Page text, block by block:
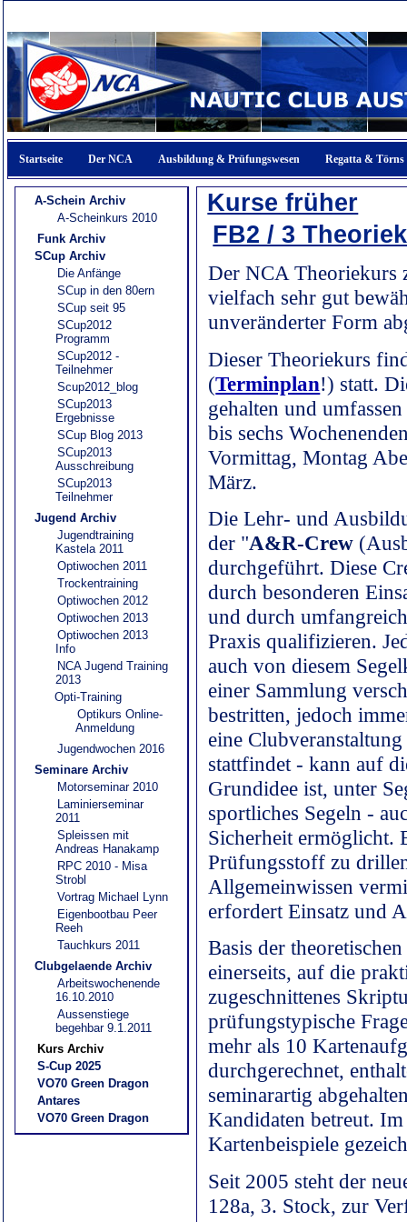
Startseite Der NCA Ausbildung & Prüfungswesen Regatta & Törns
A-Schein Archiv
A-Scheinkurs 2010
Funk Archiv
SCup Archiv
Die Anfänge
SCup in den 80ern
SCup seit 95
SCup2012
Programm
SCup2012 -
Teilnehmer
Scup2012_blog
SCup2013
Ergebnisse
SCup Blog 2013
SCup2013
Ausschreibung
SCup2013
Teilnehmer
Jugend Archiv
Jugendtraining
Kastela 2011
Optiwochen 2011
Trockentraining
Optiwochen 2012
Optiwochen 2013
Optiwochen 2013
Info
NCA Jugend Training
2013
Opti-Training
Optikurs Online-
Anmeldung
Jugendwochen 2016
Seminare Archiv
Motorseminar 2010
Laminierseminar
2011
Spleissen mit
Andreas Hanakamp
RPC 2010 - Misa
Strobl
Vortrag Michael Lynn
Eigenbootbau Peer
Reeh
Tauchkurs 2011
Clubgelaende Archiv
Arbeitswochenende
16.10.2010
Aussenstiege
begehbar 9.1.2011
Kurs Archiv
S-Cup 2025
VO70 Green Dragon
Antares
VO70 Green Dragon
Kurse früher
FB2 / 3
Der NCA Theoriekurs
vielfach sehr gut
unveränderter Form
Dieser Theoriekurs
(Terminplan!) statt.
gehalten und
bis sechs
Vormittag, Montag
März.
Die Lehr- und
der "A&R-Crew
durchgeführt. Diese
durch besonderen
und durch
Praxis qualifizieren.
auch von diesem
einer Sammlung
bestritten, jedoch
eine
stattfindet - kann auf
Grundidee ist, unter
sportliches Segeln -
Sicherheit ermöglicht.
Prüfungsstoff zu
Allgemeinwissen
erfordert Einsatz und
Basis der
einerseits, auf die
zugeschnittenes
prüfungstypische
mehr als 10
durchgerechnet,
seminarartig
Kandidaten betreut.
Kartenbeispiele
Seit 2005 steht der
128a, 3. Stock, zur